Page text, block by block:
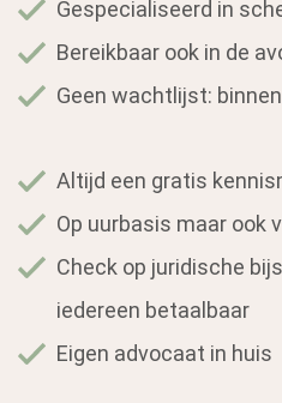
Gespecialiseerd in
Bereikbaar ook in de
Geen wachtlijst:
Altijd een gratis
Op uurbasis maar ook
Check op juridische
iedereen betaalbaar
Eigen advocaat in huis